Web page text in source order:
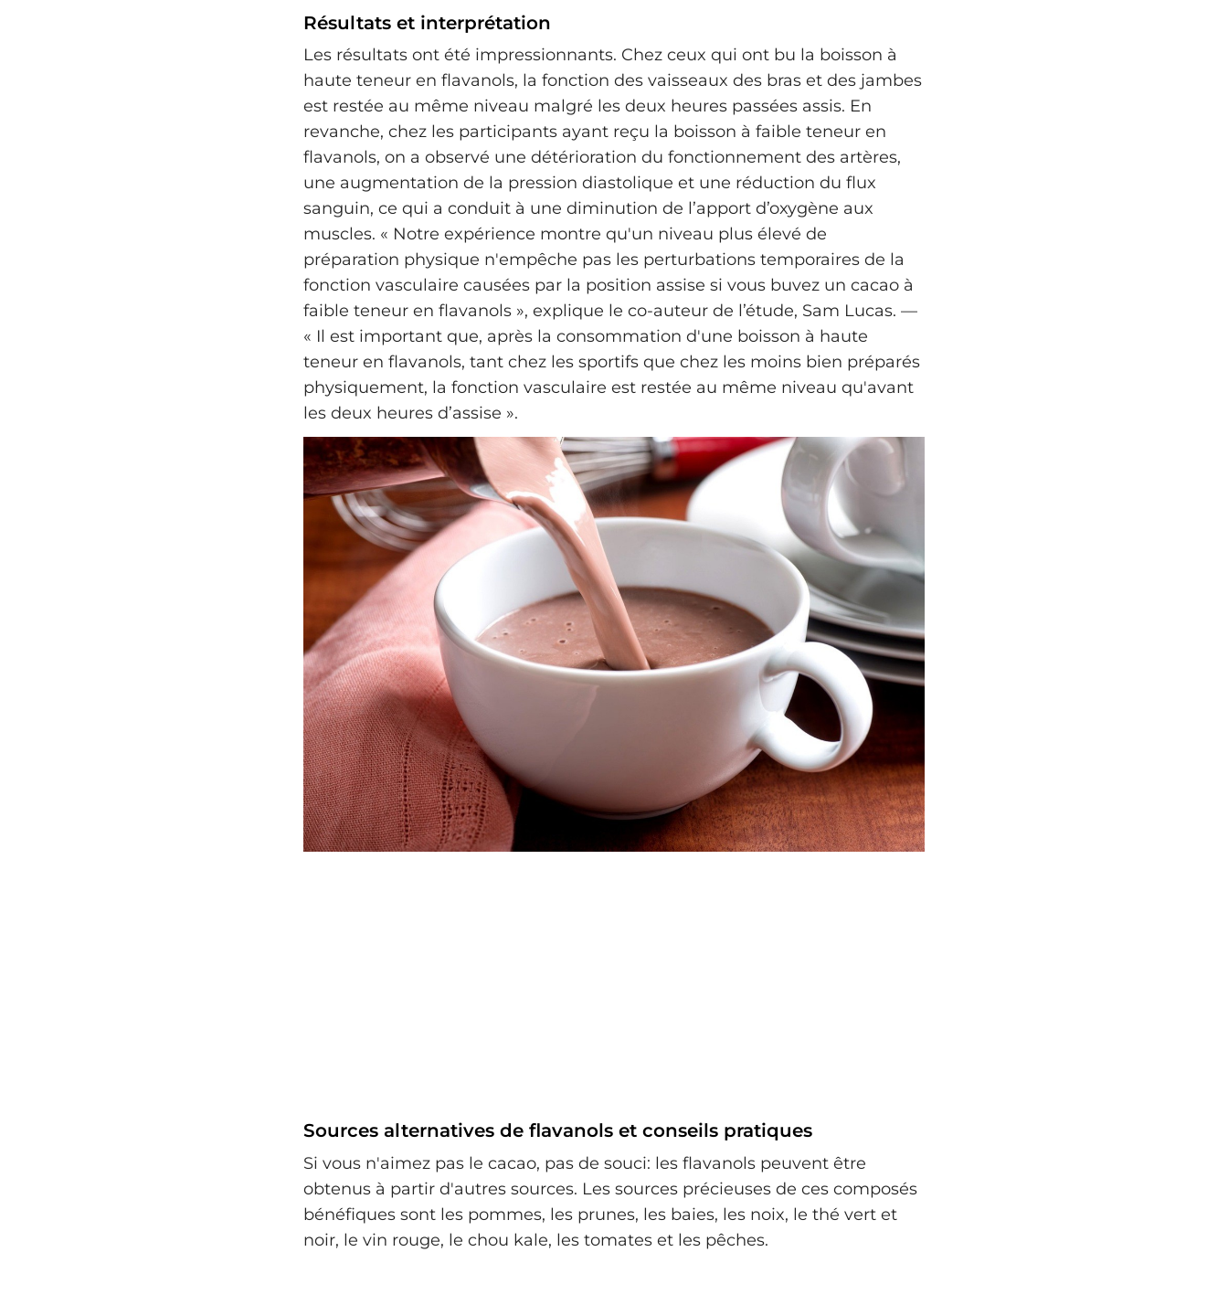
Résultats et interprétation
Les résultats ont été impressionnants. Chez ceux qui ont bu la boisson à
haute teneur en flavanols, la fonction des vaisseaux des bras et des jambes
est restée au même niveau malgré les deux heures passées assis. En
revanche, chez les participants ayant reçu la boisson à faible teneur en
flavanols, on a observé une détérioration du fonctionnement des artères,
une augmentation de la pression diastolique et une réduction du flux
sanguin, ce qui a conduit à une diminution de l’apport d’oxygène aux
muscles. « Notre expérience montre qu'un niveau plus élevé de
préparation physique n'empêche pas les perturbations temporaires de la
fonction vasculaire causées par la position assise si vous buvez un cacao à
faible teneur en flavanols », explique le co-auteur de l’étude, Sam Lucas. —
« Il est important que, après la consommation d'une boisson à haute
teneur en flavanols, tant chez les sportifs que chez les moins bien préparés
physiquement, la fonction vasculaire est restée au même niveau qu'avant
les deux heures d’assise ».
Sources alternatives de flavanols et conseils pratiques
Si vous n'aimez pas le cacao, pas de souci: les flavanols peuvent être
obtenus à partir d'autres sources. Les sources précieuses de ces composés
bénéfiques sont les pommes, les prunes, les baies, les noix, le thé vert et
noir, le vin rouge, le chou kale, les tomates et les pêches.